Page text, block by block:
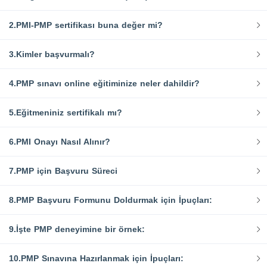
2.PMI-PMP sertifikası buna değer mi?
3.Kimler başvurmalı?
4.PMP sınavı online eğitiminize neler dahildir?
5.Eğitmeniniz sertifikalı mı?
6.PMI Onayı Nasıl Alınır?
7.PMP için Başvuru Süreci
8.PMP Başvuru Formunu Doldurmak için İpuçları:
9.İşte PMP deneyimine bir örnek:
10.PMP Sınavına Hazırlanmak için İpuçları: